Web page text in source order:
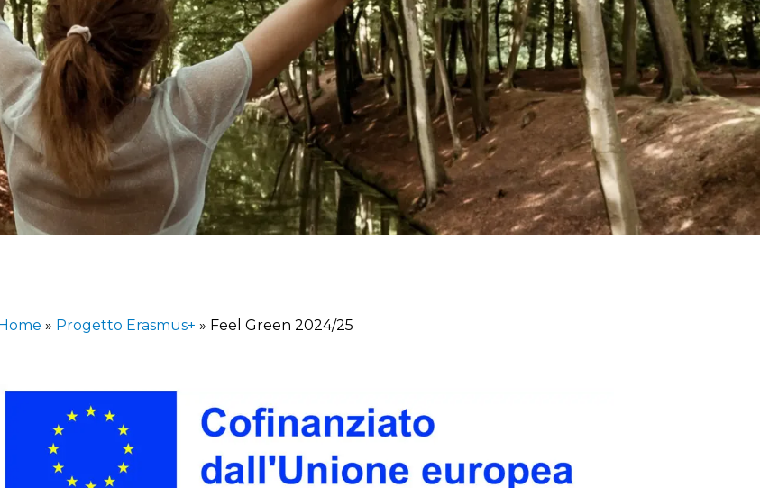
» Progetto Erasmus+ » Feel Green 2024/25